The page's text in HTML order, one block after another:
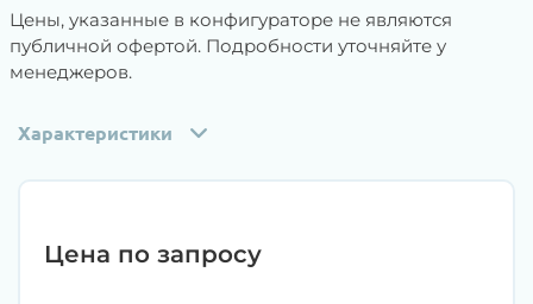
Цены, указанные в конфигураторе не являются
публичной офертой. Подробности уточняйте у
менеджеров.
Характеристики
Цена по запросу